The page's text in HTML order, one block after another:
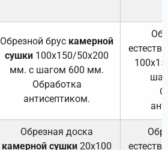
Обрезной брус камерной
сушки 100х150/50х200
мм. с шагом 600 мм.
Обработка
антисептиком.
Обрезная доска
камерной сушки 20х100